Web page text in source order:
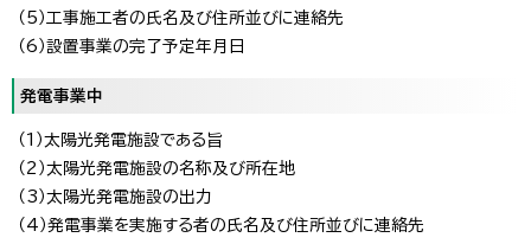
（5）工事施工者の氏名及び住所並びに連絡先
（6）設置事業の完了予定年月日
発電事業中
（1）太陽光発電施設である旨
（2）太陽光発電施設の名称及び所在地
（3）太陽光発電施設の出力
（4）発電事業を実施する者の氏名及び住所並びに連絡先